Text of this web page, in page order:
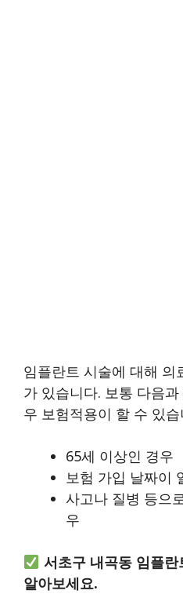
임플란트 시술에 대해 의
가 있습니다. 보통 다음
우 보험적용이 할 수 있습
65세 이상인 경우
보험 가입 날짜이
사고나 질병 등으
우
서초구 내곡동 임플
알아보세요.